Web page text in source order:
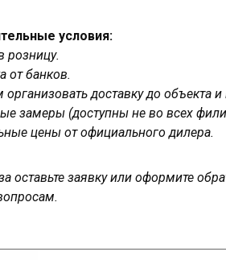
условия:
розницу.
от банков.
доставку до объекта и
замеры (доступны не во всех
цены от официального дилера.
оставьте заявку или оформите